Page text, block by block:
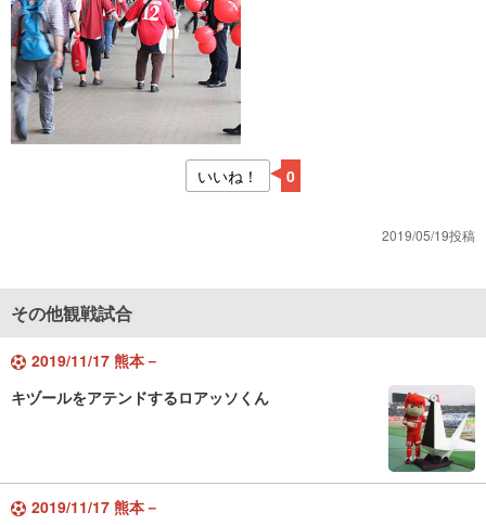
いいね！ 0
2019/05/19投稿
その他観戦試合
2019/11/17 熊本－
キヅールをアテンドするロアッソくん
2019/11/17 熊本－